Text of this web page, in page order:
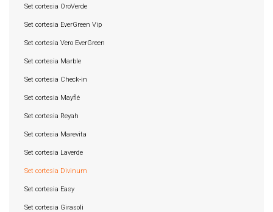
Set cortesia OroVerde
Set cortesia EverGreen Vip
Set cortesia Vero EverGreen
Set cortesia Marble
Set cortesia Check-in
Set cortesia Mayflé
Set cortesia Reyah
Set cortesia Marevita
Set cortesia Laverde
Set cortesia Divinum
Set cortesia Easy
Set cortesia Girasoli